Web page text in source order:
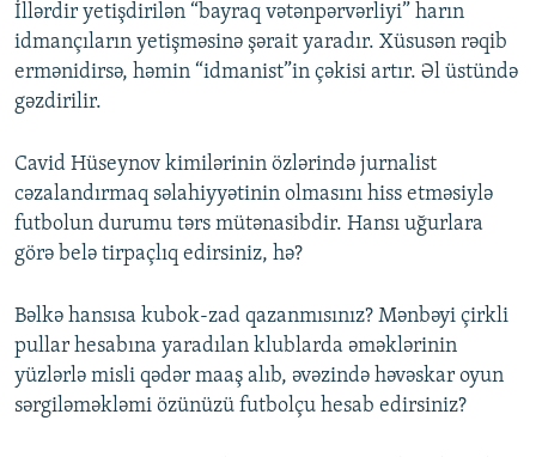
İllərdir yetişdirilən “bayraq vətənpərvərliyi” harın
idmançıların yetişməsinə şərait yaradır. Xüsusən rəqib
ermənidirsə, həmin “idmanist”in çəkisi artır. Əl üstündə
gəzdirilir.
Cavid Hüseynov kimilərinin özlərində jurnalist
cəzalandırmaq səlahiyyətinin olmasını hiss etməsiylə
futbolun durumu tərs mütənasibdir. Hansı uğurlara
görə belə tirpaçlıq edirsiniz, hə?
Bəlkə hansısa kubok-zad qazanmısınız? Mənbəyi çirkli
pullar hesabına yaradılan klublarda əməklərinin
yüzlərlə misli qədər maaş alıb, əvəzində həvəskar oyun
sərgiləməkləmi özünüzü futbolçu hesab edirsiniz?